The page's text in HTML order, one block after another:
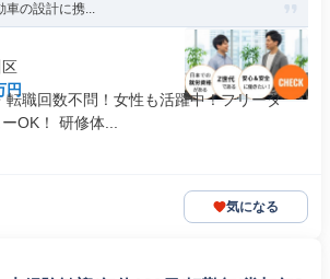
車の設計に携...
円
転職回数不問！女性も活躍中！フリータ
OK！ 研修体...
気になる